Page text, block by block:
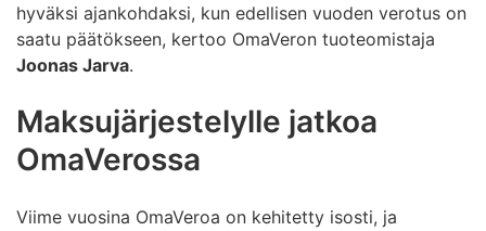
hyväksi ajankohdaksi, kun edellisen vuoden verotus on
saatu päätökseen, kertoo OmaVeron tuoteomistaja
Joonas Jarva.
Maksujärjestelylle jatkoa
OmaVerossa
Viime vuosina OmaVeroa on kehitetty isosti, ja